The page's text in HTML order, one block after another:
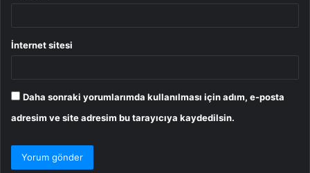
İnternet sitesi
Daha sonraki yorumlarımda kullanılması için adım, e-posta
adresim ve site adresim bu tarayıcıya kaydedilsin.